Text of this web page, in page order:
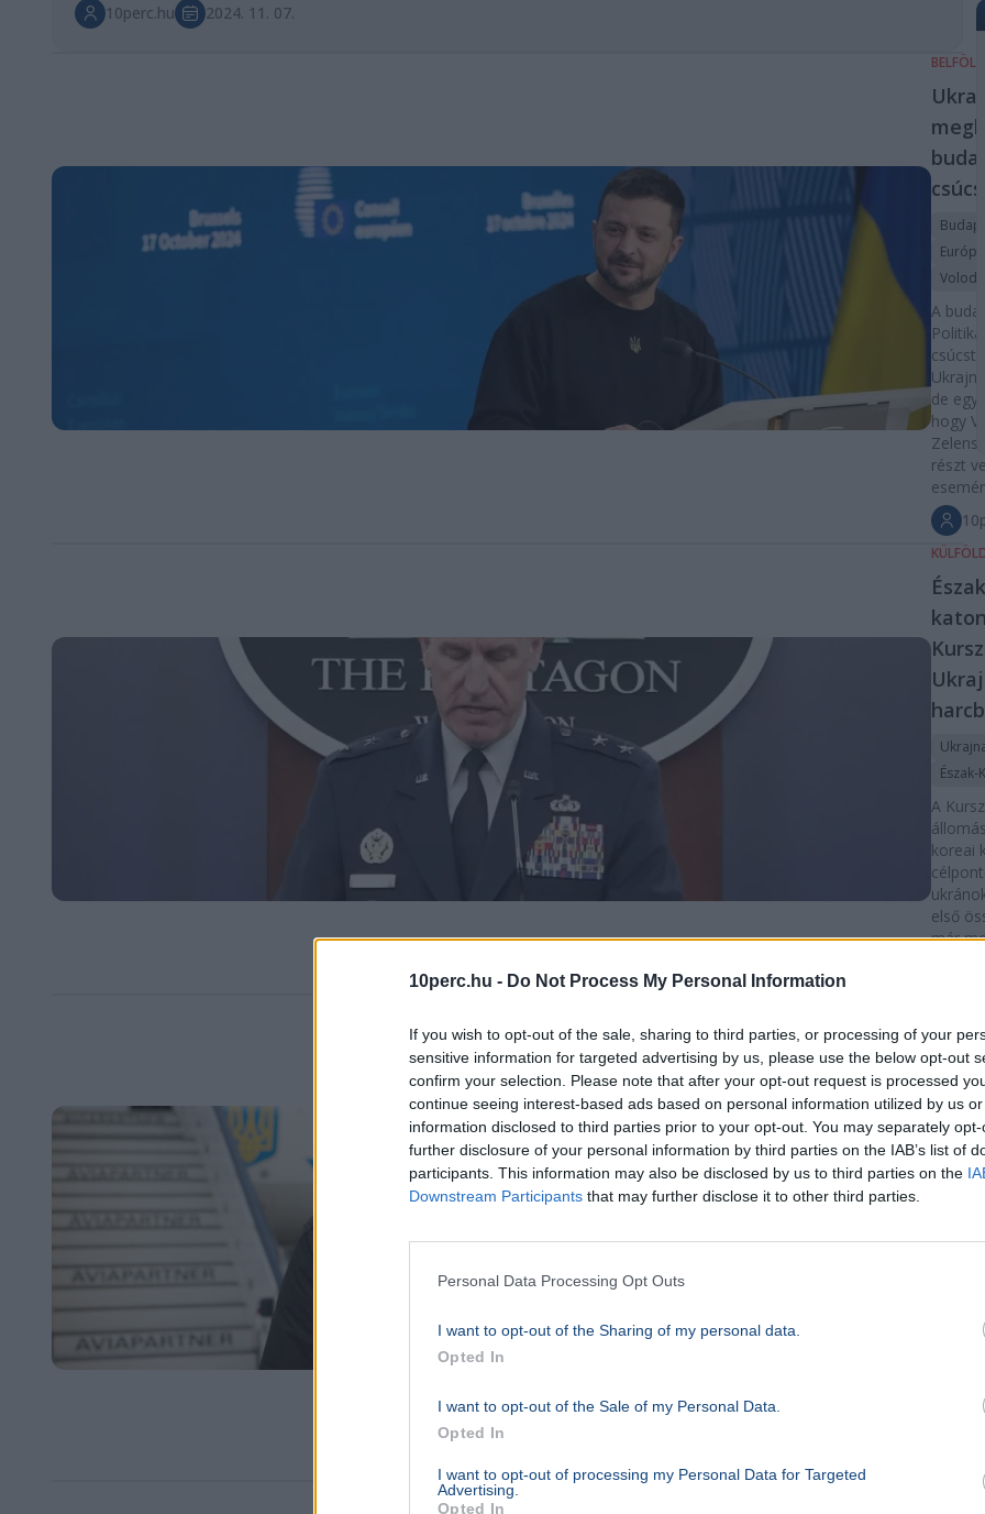
10perc.hu - Do Not Process My Personal Information
If you wish to opt-out of the sale, sharing to third parties, or processing of your
sensitive information for targeted advertising by us, please use the below opt-out
confirm your selection. Please note that after your opt-out request is processed
continue seeing interest-based ads based on personal information utilized by us
information disclosed to third parties prior to your opt-out. You may separately
further disclosure of your personal information by third parties on the IAB’s list of
participants. This information may also be disclosed by us to third parties on the
Downstream Participants that may further disclose it to other third parties.
Personal Data Processing Opt Outs
I want to opt-out of the Sharing of my personal data.
Opted In
I want to opt-out of the Sale of my Personal Data.
Opted In
I want to opt-out of processing my Personal Data for Targeted
Advertising.
Opted In
10perc.hu
2024. 11. 07.
BELFÖLD
A
de
hogy
részt
Észak-
A
koreai
első
már
nem
hogy
BELFÖLD